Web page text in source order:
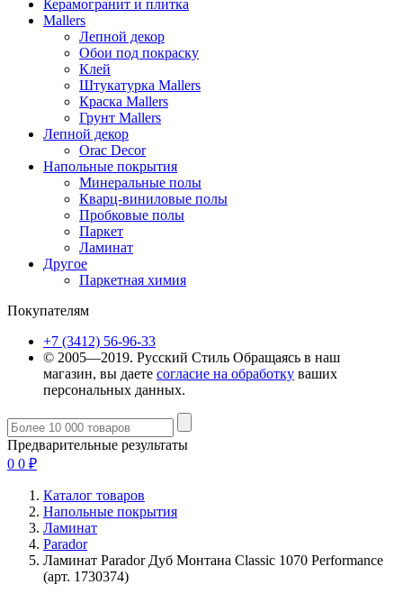
Керамогранит и плитка
Mallers
Лепной декор
Обои под покраску
Клей
Штукатурка Mallers
Краска Mallers
Грунт Mallers
Лепной декор
Orac Decor
Напольные покрытия
Минеральные полы
Кварц-виниловые полы
Пробковые полы
Паркет
Ламинат
Другое
Паркетная химия
Покупателям
+7 (3412) 56-96-33
© 2005—2019. Русский Стиль Обращаясь в наш
магазин, вы даете согласие на обработку ваших
персональных данных.
Предварительные результаты
0 0 ₽
Каталог товаров
Напольные покрытия
Ламинат
Parador
Ламинат Parador Дуб Монтана Classic 1070 Performance
(арт. 1730374)